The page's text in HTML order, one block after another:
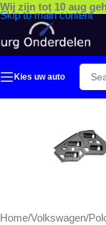
Skip to main content
Wij zijn tot 10 aug
Kies uw auto
Home/Volkswagen/